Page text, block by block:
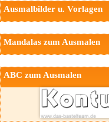
Ausmalbilder u. Vorlagen
Mandalas zum Ausmalen
ABC zum Ausmalen